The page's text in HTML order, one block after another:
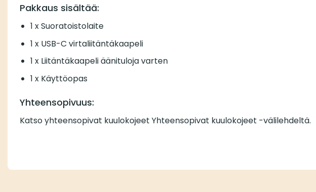
Pakkaus sisältää:
1 x Suoratoistolaite
1 x USB-C virtaliitäntäkaapeli
1 x Liitäntäkaapeli äänituloja varten
1 x Käyttöopas
Yhteensopivuus:
Katso yhteensopivat kuulokojeet Yhteensopivat kuulokojeet -välilehdeltä.